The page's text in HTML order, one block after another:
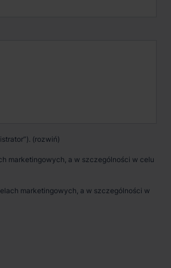
Wypełnij formularz
marketingowych, a w szczególności w celu
marketingowych, a w szczególności w